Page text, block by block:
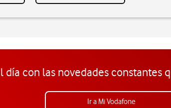
día con las novedades constantes
Ir a Mi Vodafone